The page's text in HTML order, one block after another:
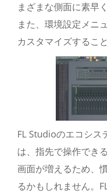
まざまな側面に素早
また、環境設定メニ
カスタマイズするこ
FL Studioのエコシス
は、指先で操作でき
画面が増えるため、
るかもしれません。